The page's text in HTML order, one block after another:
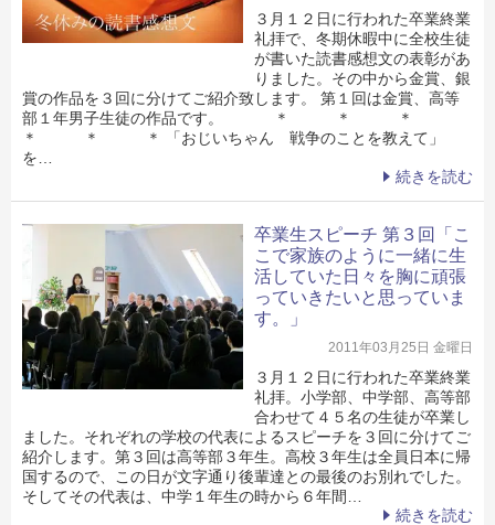
３月１２日に行われた卒業終業
礼拝で、冬期休暇中に全校生徒
が書いた読書感想文の表彰があ
りました。その中から金賞、銀
賞の作品を３回に分けてご紹介致します。 第１回は金賞、高等
部１年男子生徒の作品です。 ＊ ＊ ＊
＊ ＊ ＊ 「おじいちゃん 戦争のことを教えて」
を…
続きを読む
卒業生スピーチ 第３回「こ
こで家族のように一緒に生
活していた日々を胸に頑張
っていきたいと思っていま
す。」
2011年03月25日 金曜日
３月１２日に行われた卒業終業
礼拝。小学部、中学部、高等部
合わせて４５名の生徒が卒業し
ました。それぞれの学校の代表によるスピーチを３回に分けてご
紹介します。第３回は高等部３年生。高校３年生は全員日本に帰
国するので、この日が文字通り後輩達との最後のお別れでした。
そしてその代表は、中学１年生の時から６年間…
続きを読む